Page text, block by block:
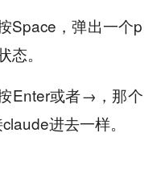
Space，弹出一个p
。
Enter或者→，那个
进去一样。